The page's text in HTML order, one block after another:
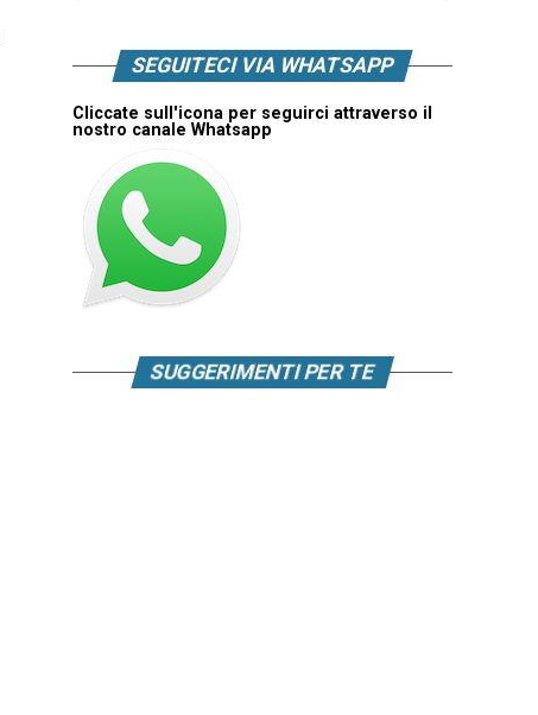
SEGUITECI VIA WHATSAPP
Cliccate sull'icona per seguirci attraverso il
nostro canale Whatsapp
SUGGERIMENTI PER TE